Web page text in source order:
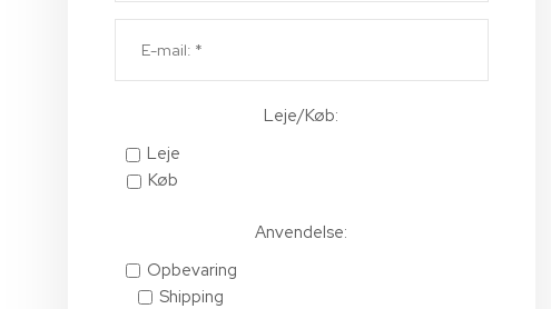
Leje/Køb:
Leje
Køb
Anvendelse:
Opbevaring
Shipping